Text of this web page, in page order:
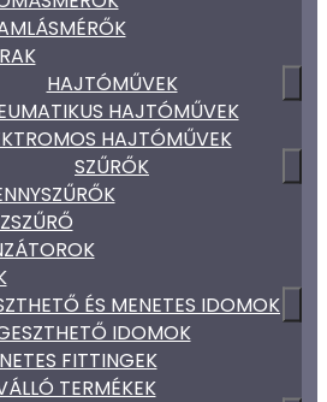
HAJTÓMŰVEK
HAJTÓMŰVEK
HAJTÓMŰVEK
SZŰRŐK
ÉS MENETES IDOMOK
IDOMOK
FITTINGEK
TERMÉKEK